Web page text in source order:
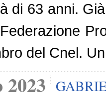
di 63 anni.
del Cnel.
2023